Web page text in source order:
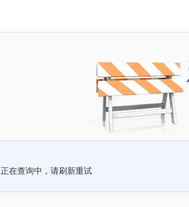
正在查询中，请刷新重试